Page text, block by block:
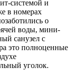
системой и
в номерах
о
воды, мини-
санузел с
это полноценные
уголок.